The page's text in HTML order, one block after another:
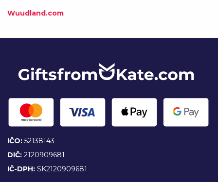
Wuudland.com
IČO: 52138143
DIČ: 2120909681
IČ-DPH: SK2120909681